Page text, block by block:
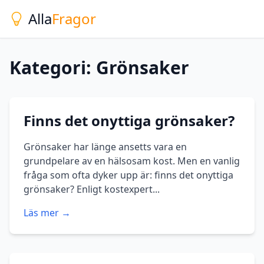
AllaFragor
Kategori: Grönsaker
Finns det onyttiga grönsaker?
Grönsaker har länge ansetts vara en
grundpelare av en hälsosam kost. Men en vanlig
fråga som ofta dyker upp är: finns det onyttiga
grönsaker? Enligt kostexpert...
Läs mer →